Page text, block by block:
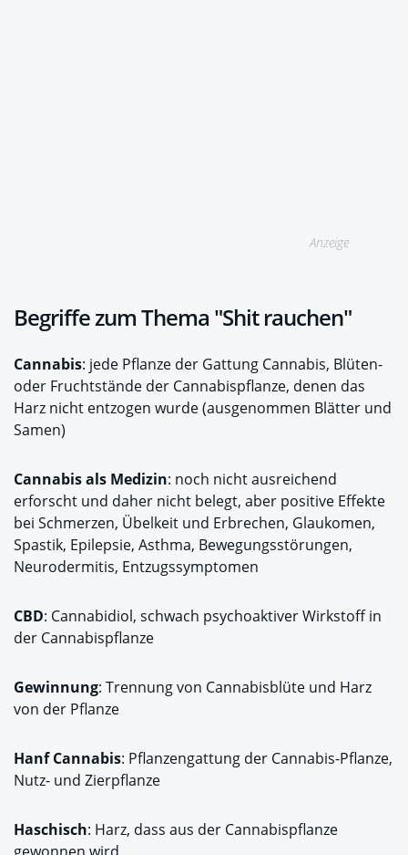
Anzeige
Begriffe zum Thema "Shit rauchen"
Cannabis: jede Pflanze der Gattung Cannabis, Blüten-
oder Fruchtstände der Cannabispflanze, denen das
Harz nicht entzogen wurde (ausgenommen Blätter und
Samen)
Cannabis als Medizin: noch nicht ausreichend
erforscht und daher nicht belegt, aber positive Effekte
bei Schmerzen, Übelkeit und Erbrechen, Glaukomen,
Spastik, Epilepsie, Asthma, Bewegungsstörungen,
Neurodermitis, Entzugssymptomen
CBD: Cannabidiol, schwach psychoaktiver Wirkstoff in
der Cannabispflanze
Gewinnung: Trennung von Cannabisblüte und Harz
von der Pflanze
Hanf Cannabis: Pflanzengattung der Cannabis-Pflanze,
Nutz- und Zierpflanze
Haschisch: Harz, dass aus der Cannabispflanze